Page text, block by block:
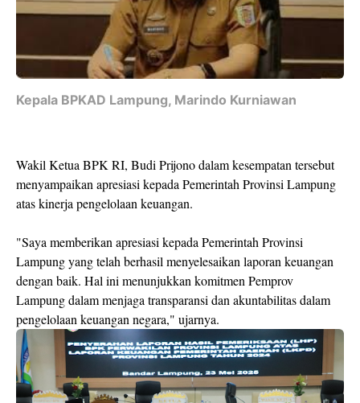
Kepala BPKAD Lampung, Marindo Kurniawan
Wakil Ketua BPK RI, Budi Prijono dalam kesempatan tersebut
menyampaikan apresiasi kepada Pemerintah Provinsi Lampung
atas kinerja pengelolaan keuangan.
"Saya memberikan apresiasi kepada Pemerintah Provinsi
Lampung yang telah berhasil menyelesaikan laporan keuangan
dengan baik. Hal ini menunjukkan komitmen Pemprov
Lampung dalam menjaga transparansi dan akuntabilitas dalam
pengelolaan keuangan negara," ujarnya.